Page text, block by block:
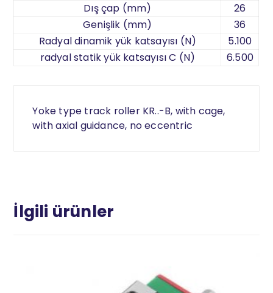
Dış çap (mm)
26
Genişlik (mm)
36
Radyal dinamik yük katsayısı (N)
5.100
radyal statik yük katsayısı C (N)
6.500
Yoke type track roller KR..-B, with cage,
with axial guidance, no eccentric
İlgili ürünler